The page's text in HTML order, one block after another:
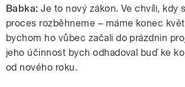
Babka: Je to nový zákon. Ve chvíli, kdy
proces rozběhneme – máme konec
bychom ho vůbec začali do prázdnin
jeho účinnost bych odhadoval buď ke
od nového roku.